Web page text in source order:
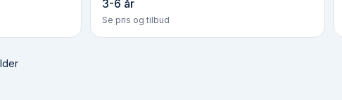
3-6 år
Se pris og tilbud